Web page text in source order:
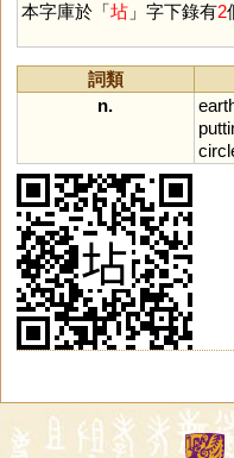
本字庫於「坫」字下錄有2
詞類
n.